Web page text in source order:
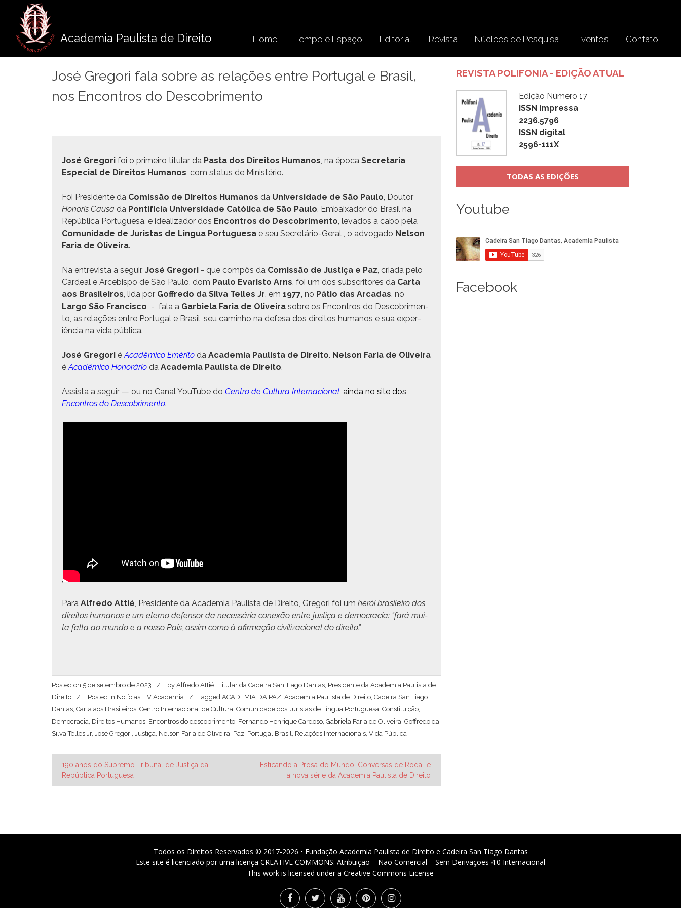
conteúdo
Academia Paulista de Direito Home Tempo e Espaço Editorial Revista Núcleos de Pesquisa Eventos Contato
José Gregori fala sobre as relações entre Portugal e Brasil,
nos Encontros do Descobrimento
José Gre­gori foi o primeiro tit­u­lar da Pas­ta dos Dire­itos Humanos, na época Sec­re­taria
Espe­cial de Dire­itos Humanos, com sta­tus de Ministério.
Foi Pres­i­dente da Comis­são de Dire­itos Humanos da Uni­ver­si­dade de São Paulo, Doutor
Hon­oris Causa da Pon­tif­í­cia Uni­ver­si­dade Católi­ca de São Paulo, Embaix­ador do Brasil na
Repúbli­ca Por­tugue­sa, e ide­al­izador dos Encon­tros do Desco­bri­men­to, lev­a­dos a cabo pela
Comu­nidade de Juris­tas de Lin­gua Por­tugue­sa e seu Secretário-Ger­al , o advo­ga­do Nel­son
Faria de Oliveira.
Na entre­vista a seguir, José Gre­gori - que com­pôs da Comis­são de Justiça e Paz, cri­a­da pelo
Cardeal e Arce­bis­po de São Paulo, dom Paulo Evaris­to Arns, foi um dos sub­scritores da Car­ta
aos Brasileiros, lida por Gof­fre­do da Sil­va Telles Jr, em 1977, no Pátio das Arcadas, no
Largo São Fran­cis­co - fala a Gar­biela Faria de Oliveira sobre os Encon­tros do Desco­bri­men­
to, as relações entre Por­tu­gal e Brasil, seu cam­in­ho na defe­sa dos dire­itos humanos e sua exper­
iên­cia na vida pública.
José Gre­gori éAcadêmi­co Eméri­to da Acad­e­mia Paulista de Dire­ito. Nel­son Faria de Oliveira
éAcadêmi­co Hon­orário da Acad­e­mia Paulista de Dire­ito.
Assista a seguir — ou no Canal YouTube do Cen­tro de Cul­tura Inter­na­cional, ain­da no site dos
Encon­tros do Desco­bri­men­to.
,
Para Alfre­do Attié, Pres­i­dente da Acad­e­mia Paulista de Dire­ito, Gre­gori foi um herói brasileiro dos
dire­itos humanos e um eter­no defen­sor da necessária conexão entre justiça e democ­ra­cia: “fará mui­
ta fal­ta ao mun­do e a nos­so País, assim como à afir­mação civ­i­liza­cional do direito.”
Posted on 5 de setembro de 2023 by Alfredo Attié , Titular da Cadeira San Tiago Dantas, Presidente da Academia Paulista de
Direito
Posted in Notícias,TV Academia Tagged ACADEMIA DA PAZ, Academia Paulista de Direito, Cadeira San Tiago
Dantas, Carta aos Brasileiros, Centro Internacional de Cultura, Comunidade dos Juristas de Língua Portuguesa, Constituição,
Democracia, Direitos Humanos, Encontros do descobrimento, Fernando Henrique Cardoso, Gabriela Faria de Oliveira, Goffredo da
Silva Telles Jr, José Gregori, Justiça, Nelson Faria de Oliveira, Paz, Portugal Brasil, Relações Internacionais, Vida Pública
Navegação
de
190 anos do Supremo Tribunal de Justiça da
República Portuguesa
“Esticando a Prosa do Mundo: Conversas de Roda” é
a nova série da Academia Paulista de Direito
REVISTA POLIFONIA - EDIÇÃO ATUAL
Edição Número 17
ISSN impressa
2236.5796
ISSN digital
2596-111X
TODAS AS EDIÇÕES
Youtube
Facebook
Todos os Direitos Reservados © 2017-2026 • Fundação Academia Paulista de Direito e Cadeira San Tiago Dantas
Este site é licenciado por uma licença CREATIVE COMMONS: Atribuição – Não Comercial – Sem Derivações 4.0 Internacional
This work is licensed under a Creative Commons License